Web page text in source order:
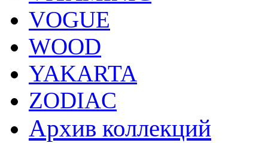
VOGUE
WOOD
YAKARTA
ZODIAC
Архив коллекций